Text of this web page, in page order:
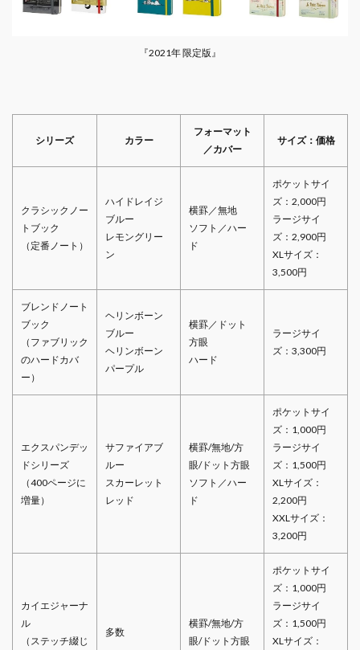
『2021年 限定版』
シリーズ カラー
フォーマット
／カバー
サイズ：価格
クラシックノー
トブック
（定番ノート）
ハイドレイジ
ブルー
レモングリー
ン
横罫／無地
ソフト／ハー
ド
ポケットサイ
ズ：2,000円
ラージサイ
ズ：2,900円
XLサイズ：
3,500円
ブレンドノート
ブック
（ファブリック
のハードカバ
ー）
ヘリンボーン
ブルー
ヘリンボーン
パープル
横罫／ドット
方眼
ハード
ラージサイ
ズ：3,300円
エクスパンデッ
ドシリーズ
（400ページに
増量）
サファイアブ
ルー
スカーレット
レッド
横罫/無地/方
眼/ドット方眼
ソフト／ハー
ド
ポケットサイ
ズ：1,000円
ラージサイ
ズ：1,500円
XLサイズ：
2,200円
XXLサイズ：
3,200円
カイエジャーナ
ル
（ステッチ綴じ
多数
横罫/無地/方
眼/ドット方眼
ポケットサイ
ズ：1,000円
ラージサイ
ズ：1,500円
XLサイズ：